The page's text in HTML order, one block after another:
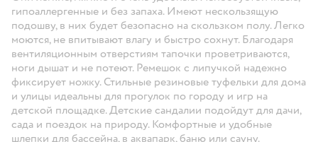
гипоаллергенные и без запаха. Имеют нескользящую
подошву, в них будет безопасно на скользком полу. Легко
моются, не впитывают влагу и быстро сохнут. Благодаря
вентиляционным отверстиям тапочки проветриваются,
ноги дышат и не потеют. Ремешок с липучкой надежно
фиксирует ножку. Стильные резиновые туфельки для дома
и улицы идеальны для прогулок по городу и игр на
детской площадке. Детские сандалии подойдут для дачи,
сада и поездок на природу. Комфортные и удобные
шлепки для бассейна, в аквапарк, баню или сауну.